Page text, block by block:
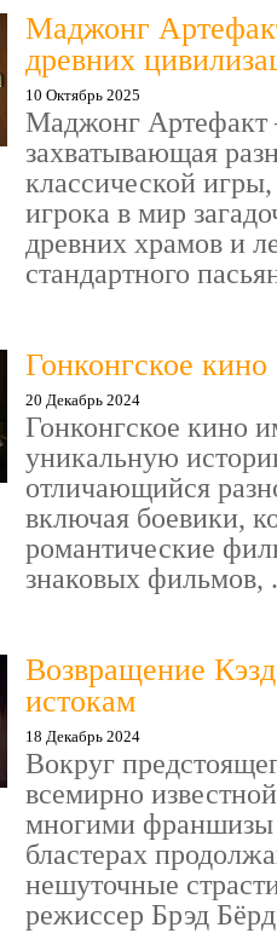
Маджонг
древних
10 Октябрь 2025
Маджонг
захватывающая
классической
игрока в мир
древних храмов и
стандартного
Гонконгское кино
20 Декабрь 2024
Гонконгское кино
уникальную
отличающийся
включая боевики,
романтические
знаковых фильмов,
Возвращение
истокам
18 Декабрь 2024
Вокруг
всемирно
многими франшизы
бластерах
нешуточные
режиссер Брэд